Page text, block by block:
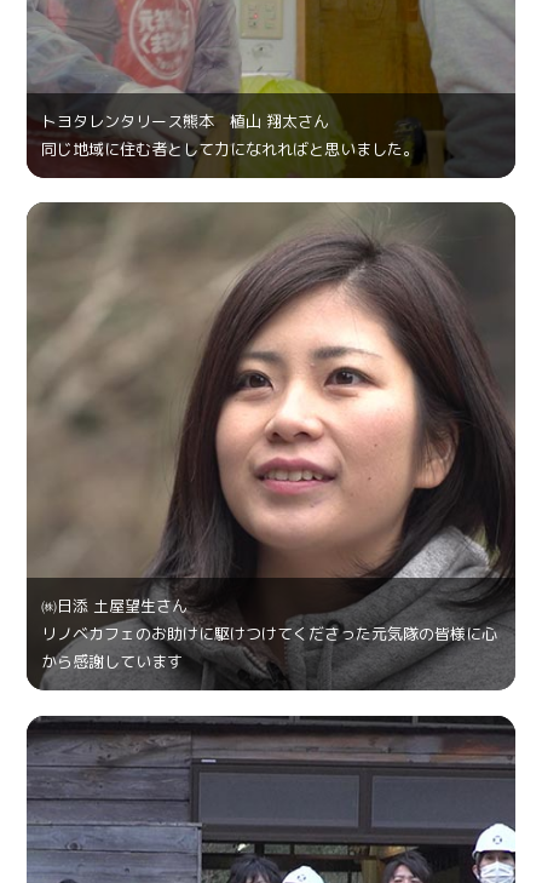
トヨタレンタリース熊本 植山 翔太さん
同じ地域に住む者として力になれればと思いました。
㈱日添 土屋望生さん
リノベカフェのお助けに駆けつけてくださった元気隊の皆様に心
から感謝しています